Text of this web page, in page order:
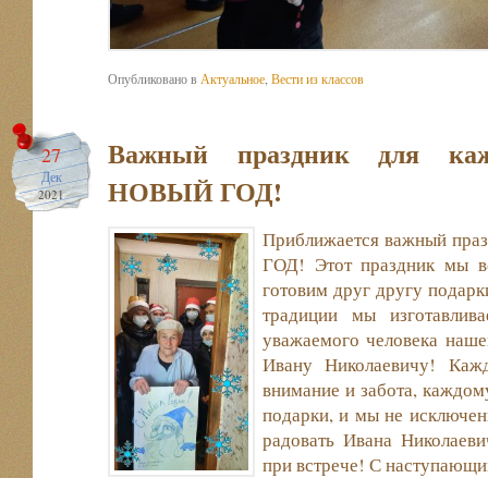
Опубликовано в Актуальное Вести из классов
27
Дек
2021
Важный праздник для
НОВЫЙ ГОД!
Приближается важный
ГОД! Этот праздник мы
готовим друг другу
традиции мы
уважаемого человека
Ивану Николаевичу!
внимание и забота,
подарки, и мы не
радовать Ивана
при встрече! С